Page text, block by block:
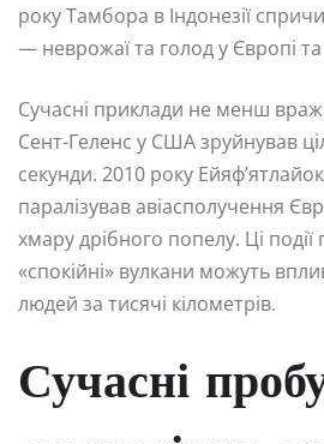
року Тамбора в Індонезії
— неврожаї та голод у Європі та
Сучасні приклади не менш
Сент-Геленс у США зруйнував
секунди. 2010 року
паралізував авіасполучення
хмару дрібного попелу. Ці події
«спокійні» вулкани можуть
людей за тисячі кілометрів.
Сучасні